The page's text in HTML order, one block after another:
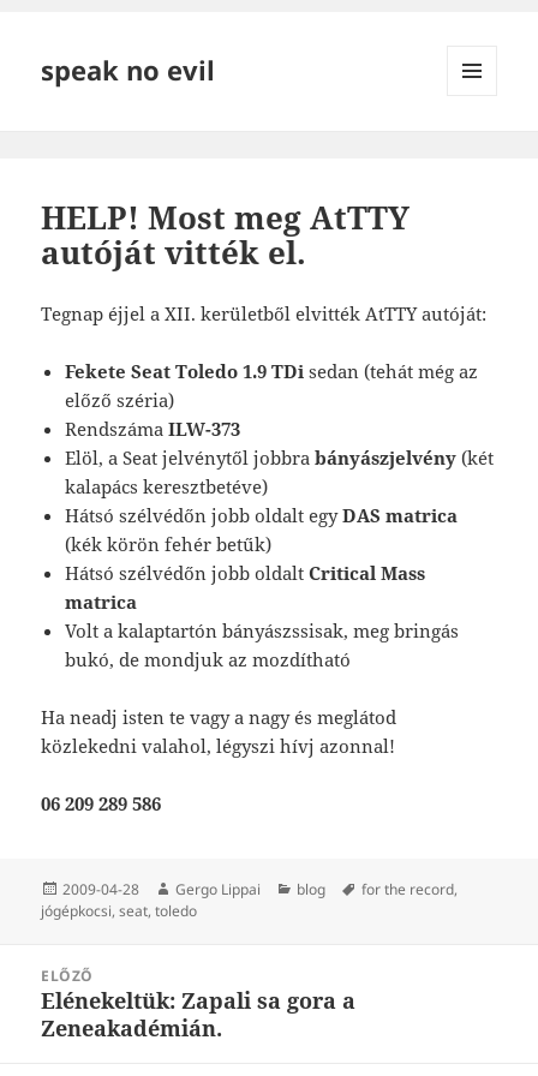
speak no evil
HELP! Most meg AtTTY
autóját vitték el.
Tegnap éjjel a XII. kerületből elvitték AtTTY autóját:
Fekete Seat Toledo 1.9 TDi sedan (tehát még az
előző széria)
RendszámaILW-373
Elöl, a Seat jelvénytől jobbrabányászjelvény (két
kalapács keresztbetéve)
Hátsó szélvédőn jobb oldalt egyDAS matrica
(kék körön fehér betűk)
Hátsó szélvédőn jobb oldaltCritical Mass
matrica
Volt a kalaptartón bányászssisak, meg bringás
bukó, de mondjuk az mozdítható
Ha neadj isten te vagy a nagy és meglátod
közlekedni valahol, légyszi hívj azonnal!
06 209 289 586
Közzétéve
2009-04-28 Szerző
Gergo Lippai Kategória
blog Címke
for the record,
jógépkocsi,seat,toledo
navigáció
ELŐZŐ
Korábbi
bejegyzések:
Elénekeltük: Zapali sa gora a
Zeneakadémián.